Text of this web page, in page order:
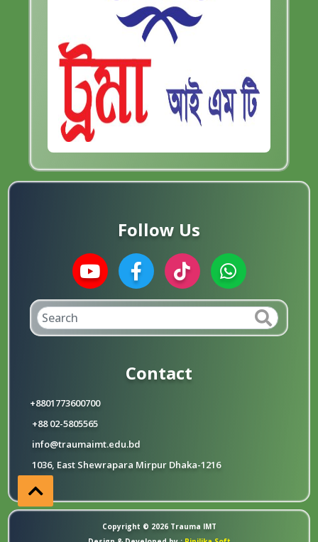
Follow Us
Contact
+8801773600700
+88 02-5805565
info@traumaimt.edu.bd
1036, East Shewrapara Mirpur Dhaka-1216
Copyright © 2026 Trauma IMT